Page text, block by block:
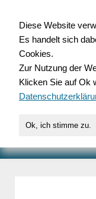
für
Diese Website
Es handelt sich
Cookies.
Zur Nutzung der
Klicken Sie auf Ok
Ok, ich stimme zu.